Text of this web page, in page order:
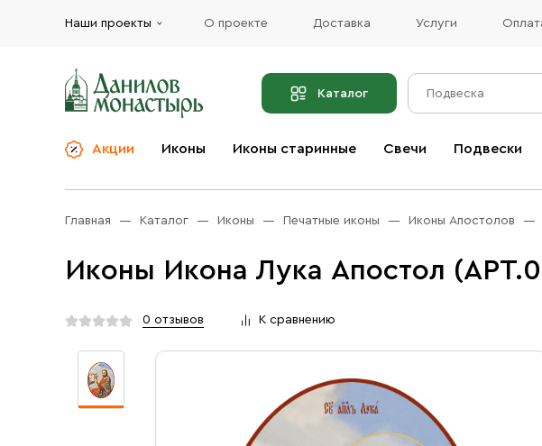
Наши проекты О проекте Доставка Услуги
Каталог
Акции Иконы Иконы старинные Свечи Подвески
Церковная утварь
Иконы
Ювелирные изделия
Бренды
Услуги
Главная Каталог Иконы Печатные иконы Иконы Апостолов
Иконы Икона Лука Апостол
0 отзывов К сравнению